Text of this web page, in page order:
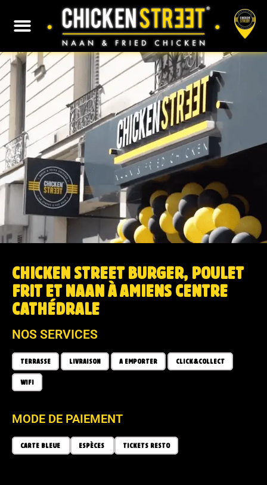
CHICKEN STREET BURGER, POULET
FRIT ET NAAN À AMIENS CENTRE
CATHÉDRALE
NOS SERVICES
TERRASSE LIVRAISON A EMPORTER CLICK&COLLECT
WIFI
MODE DE PAIEMENT
CARTE BLEUE ESPÈCES TICKETS RESTO